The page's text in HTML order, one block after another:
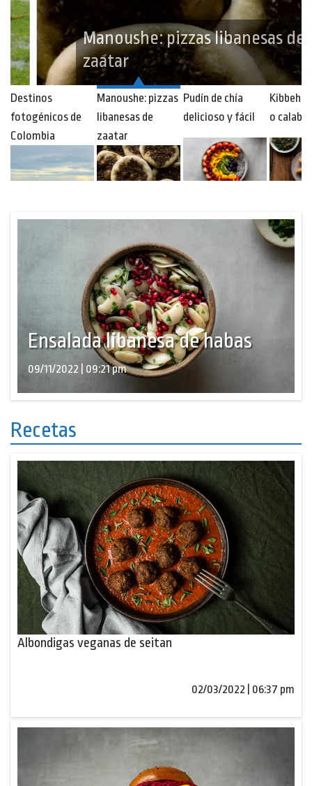
Manoushe: pizzas libanesas de
zaatar
Destinos
fotogénicos de
Colombia
Manoushe: pizzas
libanesas de
zaatar
Pudín de chía
delicioso y fácil
Kibbeh
o
Ensalada libanesa de habas
09/11/2022 | 09:21 pm
Recetas
Albondigas veganas de seitan
02/03/2022 | 06:37 pm